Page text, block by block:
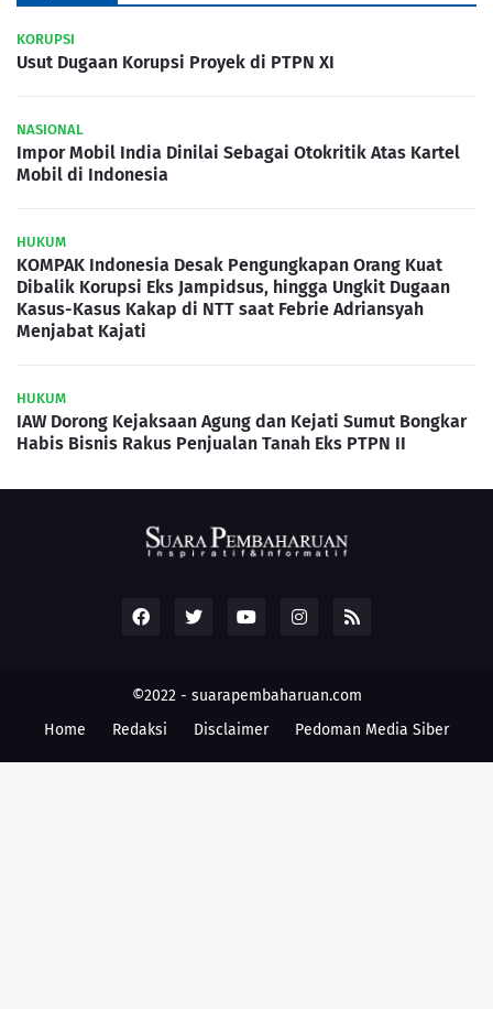
KORUPSI
Usut Dugaan Korupsi Proyek di PTPN XI
NASIONAL
Impor Mobil India Dinilai Sebagai Otokritik Atas Kartel
Mobil di Indonesia
HUKUM
KOMPAK Indonesia Desak Pengungkapan Orang Kuat
Dibalik Korupsi Eks Jampidsus, hingga Ungkit Dugaan
Kasus-Kasus Kakap di NTT saat Febrie Adriansyah
Menjabat Kajati
HUKUM
IAW Dorong Kejaksaan Agung dan Kejati Sumut Bongkar
Habis Bisnis Rakus Penjualan Tanah Eks PTPN II
©2022 - suarapembaharuan.com
Home
Redaksi Disclaimer Pedoman Media Siber